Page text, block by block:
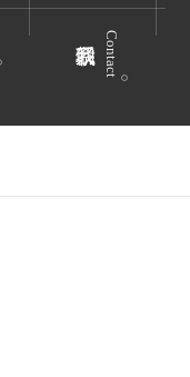
Contact